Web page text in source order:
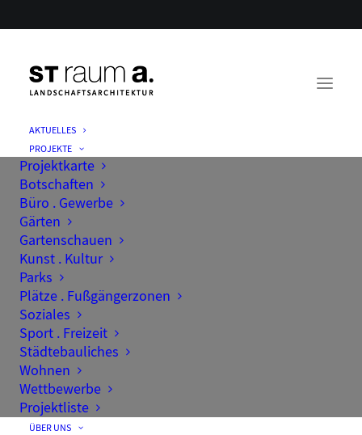
AKTUELLES
PROJEKTE
Projektkarte
Botschaften
Büro . Gewerbe
Gärten
Gartenschauen
Kunst . Kultur
Parks
Plätze . Fußgängerzonen
Soziales
Sport . Freizeit
Städtebauliches
Wohnen
Wettbewerbe
Projektliste
ÜBER UNS